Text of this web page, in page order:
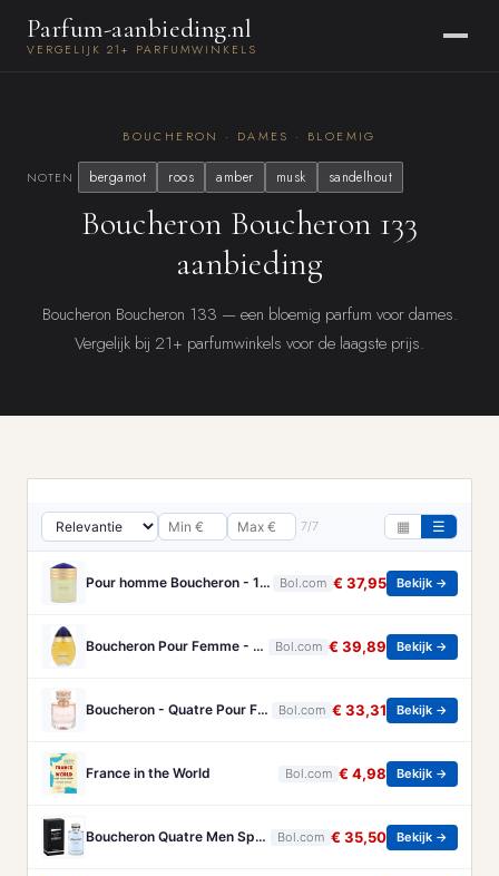
Parfum-aanbieding.nl
VERGELIJK 21+ PARFUMWINKELS
BOUCHERON · DAMES · BLOEMIG
NOTEN bergamot roos amber musk sandelhout
Boucheron Boucheron 133
aanbieding
Boucheron Boucheron 133 — een bloemig parfum voor dames.
Vergelijk bij 21+ parfumwinkels voor de laagste prijs.
7/7 ▦ ☰
Pour homme Boucheron - 100 ml - Eau de parfum Bol.com € 37,95 Bekijk →
Boucheron Pour Femme - 100ml - Eau de toilette Bol.com € 39,89 Bekijk →
Boucheron - Quatre Pour Femme - Eau De Parfum - 50ML Bol.com € 33,31 Bekijk →
France in the World Bol.com € 4,98 Bekijk →
Boucheron Quatre Men Spray - 100 ml - Eau De Toilette Bol.com € 35,50 Bekijk →